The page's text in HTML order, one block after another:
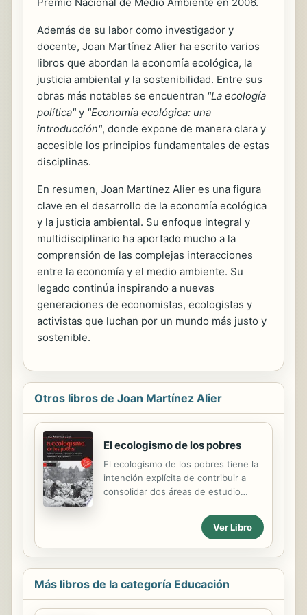
Además de su labor como investigador y
docente, Joan Martínez Alier ha escrito varios
libros que abordan la economía ecológica, la
justicia ambiental y la sostenibilidad. Entre sus
obras más notables se encuentran "La ecología
política" y "Economía ecológica: una
introducción", donde expone de manera clara y
accesible los principios fundamentales de estas
disciplinas.
En resumen, Joan Martínez Alier es una figura
clave en el desarrollo de la economía ecológica
y la justicia ambiental. Su enfoque integral y
multidisciplinario ha aportado mucho a la
comprensión de las complejas interacciones
entre la economía y el medio ambiente. Su
legado continúa inspirando a nuevas
generaciones de economistas, ecologistas y
activistas que luchan por un mundo más justo y
sostenible.
Otros libros de Joan Martínez Alier
El ecologismo de los pobres
El ecologismo de los pobres tiene la
intención explícita de contribuir a
consolidar dos áreas de estudio
economía ecológica, al tiempo que
analiza las relaciones entre ambas. El
libro analiza diversas
manifestaciones del creciente
así como el 'ecologismo popular' y el
'ecologismo de los pobres', que en
Ver Libro
Más libros de la categoría Educación